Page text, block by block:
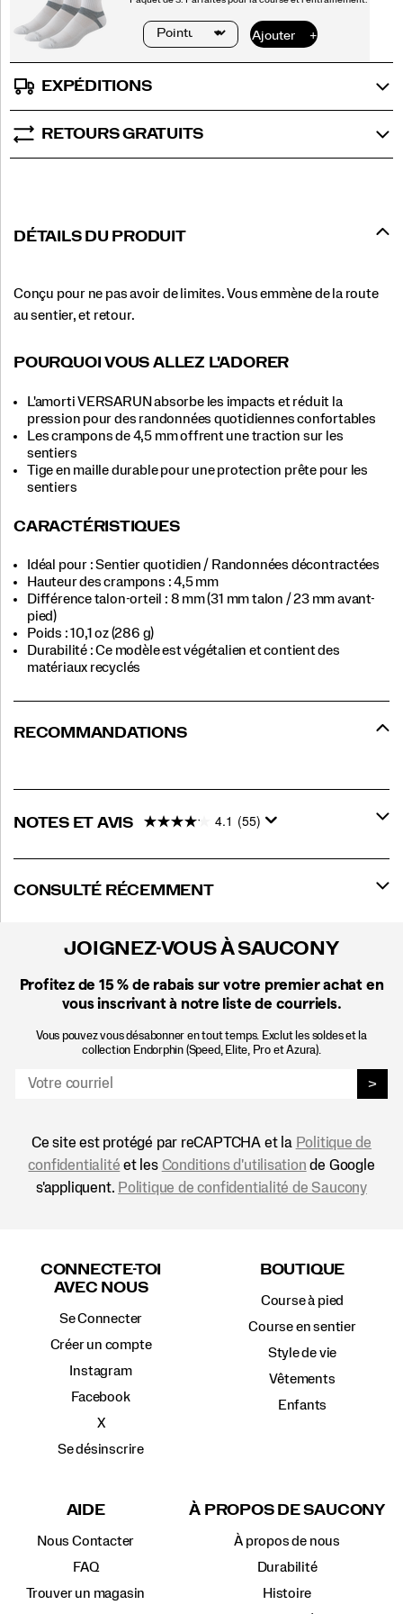
EXPÉDITIONS
RETOURS GRATUITS
DÉTAILS DU PRODUIT
Conçu pour ne pas avoir de limites. Vous emmène de la route
au sentier, et retour.
POURQUOI VOUS ALLEZ L'ADORER
L'amorti VERSARUN absorbe les impacts et réduit la
pression pour des randonnées quotidiennes confortables
Les crampons de 4,5 mm offrent une traction sur les
sentiers
Tige en maille durable pour une protection prête pour les
sentiers
CARACTÉRISTIQUES
Idéal pour : Sentier quotidien / Randonnées décontractées
Hauteur des crampons : 4,5 mm
Différence talon-orteil : 8 mm (31 mm talon / 23 mm avant-
pied)
Poids : 10,1 oz (286 g)
Durabilité : Ce modèle est végétalien et contient des
matériaux recyclés
RECOMMANDATIONS
NOTES ET AVIS 4.1 (55)
CONSULTÉ RÉCEMMENT
JOIGNEZ-VOUS À SAUCONY
Profitez de 15 % de rabais sur votre premier achat en
vous inscrivant à notre liste de courriels.
Vous pouvez vous désabonner en tout temps. Exclut les soldes et la
collection Endorphin (Speed, Elite, Pro et Azura).
>
Ce site est protégé par reCAPTCHA et la Politique de
confidentialité et les Conditions d'utilisation de Google
s'appliquent. Politique de confidentialité de Saucony
CONNECTE-TOI
AVEC NOUS
Se Connecter
Créer un compte
Instagram
Facebook
X
Se désinscrire
BOUTIQUE
Course à pied
Course en sentier
Style de vie
Vêtements
Enfants
AIDE
Nous Contacter
FAQ
Trouver un magasin
À PROPOS DE SAUCONY
À propos de nous
Durabilité
Histoire